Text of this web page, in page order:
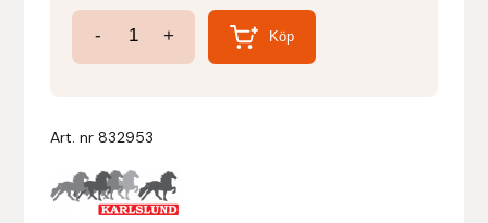
-
Quick-
Dry
snabbtorkande
täcke!
+ Köp
Art. nr832953
Denni Design
Draupnir
Dy’on